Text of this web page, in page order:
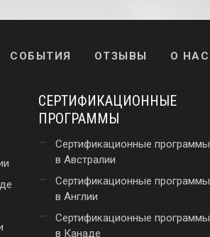
СОБЫТИЯ ОТЗЫВЫ О НАС
СЕРТИФИКАЦИОННЫЕ
ПРОГРАММЫ
Сертификационные программы
в Австралии
Сертификационные программы
в Англии
Сертификационные программы
в Канаде